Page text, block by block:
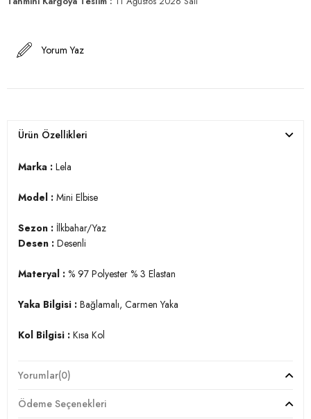
Yorum Yaz
Ürün Özellikleri
Marka : Lela
Model : Mini Elbise
Sezon : İlkbahar/Yaz
Desen : Desenli
Materyal : % 97 Polyester % 3 Elastan
Yaka Bilgisi : Bağlamalı, Carmen Yaka
Kol Bilgisi : Kısa Kol
Manken Ölçüsü :
cm / Basen : 89 cm / Beden : M
Yorumlar(0)
Ödeme Seçenekleri